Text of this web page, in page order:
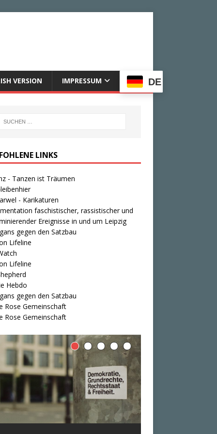
VERSION IMPRESSUM DE
LINKS
- Tanzen ist Träumen
- Karikaturen
faschistischer, rassistischer und
Ereignisse in und um Leipzig
gegen den Satzbau
Lifeline
Lifeline
Hebdo
gegen den Satzbau
Rose Gemeinschaft
Rose Gemeinschaft